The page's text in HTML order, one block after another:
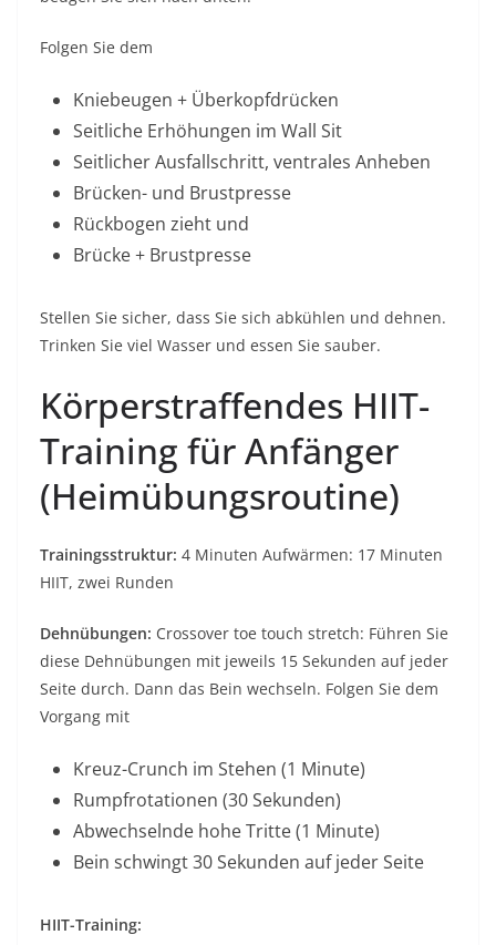
Folgen Sie dem
Kniebeugen + Überkopfdrücken
Seitliche Erhöhungen im Wall Sit
Seitlicher Ausfallschritt, ventrales Anheben
Brücken- und Brustpresse
Rückbogen zieht und
Brücke + Brustpresse
Stellen Sie sicher, dass Sie sich abkühlen und dehnen.
Trinken Sie viel Wasser und essen Sie sauber.
Körperstraffendes HIIT-
Training für Anfänger
(Heimübungsroutine)
Trainingsstruktur: 4 Minuten Aufwärmen: 17 Minuten
HIIT, zwei Runden
Dehnübungen: Crossover toe touch stretch: Führen Sie
diese Dehnübungen mit jeweils 15 Sekunden auf jeder
Seite durch. Dann das Bein wechseln. Folgen Sie dem
Vorgang mit
Kreuz-Crunch im Stehen (1 Minute)
Rumpfrotationen (30 Sekunden)
Abwechselnde hohe Tritte (1 Minute)
Bein schwingt 30 Sekunden auf jeder Seite
HIIT-Training: